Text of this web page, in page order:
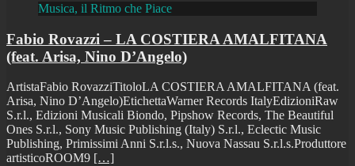
Musica, il Ritmo che Piace
Fabio Rovazzi – LA COSTIERA AMALFITANA
(feat. Arisa, Nino D’Angelo)
ArtistaFabio RovazziTitoloLA COSTIERA AMALFITANA (feat.
Arisa, Nino D’Angelo)EtichettaWarner Records ItalyEdizioniRaw
S.r.l., Edizioni Musicali Biondo, Pipshow Records, The Beautiful
Ones S.r.l., Sony Music Publishing (Italy) S.r.l., Eclectic Music
Publishing, Primissimi Anni S.r.l.s., Nuova Nassau S.r.l.s.Produttore
artisticoROOM9 […]